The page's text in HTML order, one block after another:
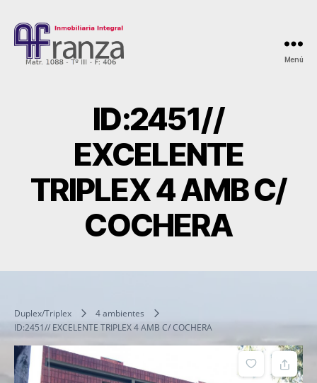
Menú
ID:2451//
EXCELENTE
TRIPLEX 4 AMB C/
COCHERA
Duplex/Triplex
4 ambientes
ID:2451// EXCELENTE TRIPLEX 4 AMB C/ COCHERA